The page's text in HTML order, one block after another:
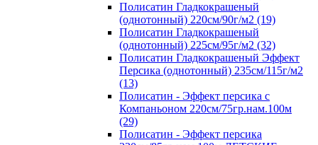
Полисатин Гладкокрашеный
(однотонный) 220см/90г/м2 (19)
Полисатин Гладкокрашеный
(однотонный) 225см/95г/м2 (32)
Полисатин Гладкокрашеный Эффект
Персика (однотонный) 235см/115г/м2
(13)
Полисатин - Эффект персика с
Компаньоном 220см/75гр.нам.100м
(29)
Полисатин - Эффект персика